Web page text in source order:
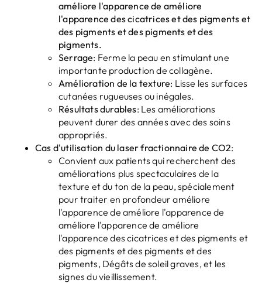
améliore l'apparence de améliore
l'apparence des cicatrices et des pigments et
des pigments et des pigments et des
pigments.
Serrage: Ferme la peau en stimulant une
importante production de collagène.
Amélioration de la texture: Lisse les surfaces
cutanées rugueuses ou inégales.
Résultats durables: Les améliorations
peuvent durer des années avec des soins
appropriés.
Cas d'utilisation du laser fractionnaire de CO2:
Convient aux patients qui recherchent des
améliorations plus spectaculaires de la
texture et du ton de la peau, spécialement
pour traiter en profondeur améliore
l'apparence de améliore l'apparence de
améliore l'apparence de améliore
l'apparence des cicatrices et des pigments et
des pigments et des pigments et des
pigments, Dégâts de soleil graves, et les
signes du vieillissement.